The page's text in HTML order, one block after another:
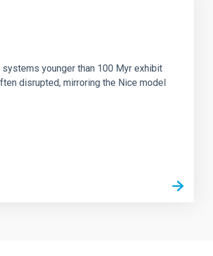
younger than 100 Myr exhibit
disrupted, mirroring the Nice model